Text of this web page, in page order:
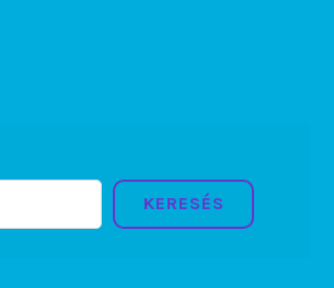
KERESÉS